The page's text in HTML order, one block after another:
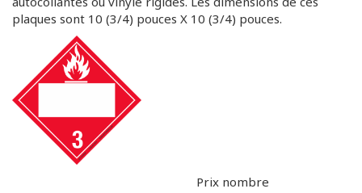
plaques sont 10 (3/4) pouces X 10 (3/4) pouces.
Prix nombre